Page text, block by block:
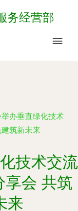
务经营部
办垂直绿化技术
筑新未来
技术交流
享会 共筑
来